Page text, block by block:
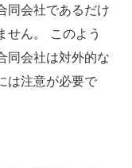
同会社であるだけ
せん。 このよう
同会社は対外的な
は注意が必要で